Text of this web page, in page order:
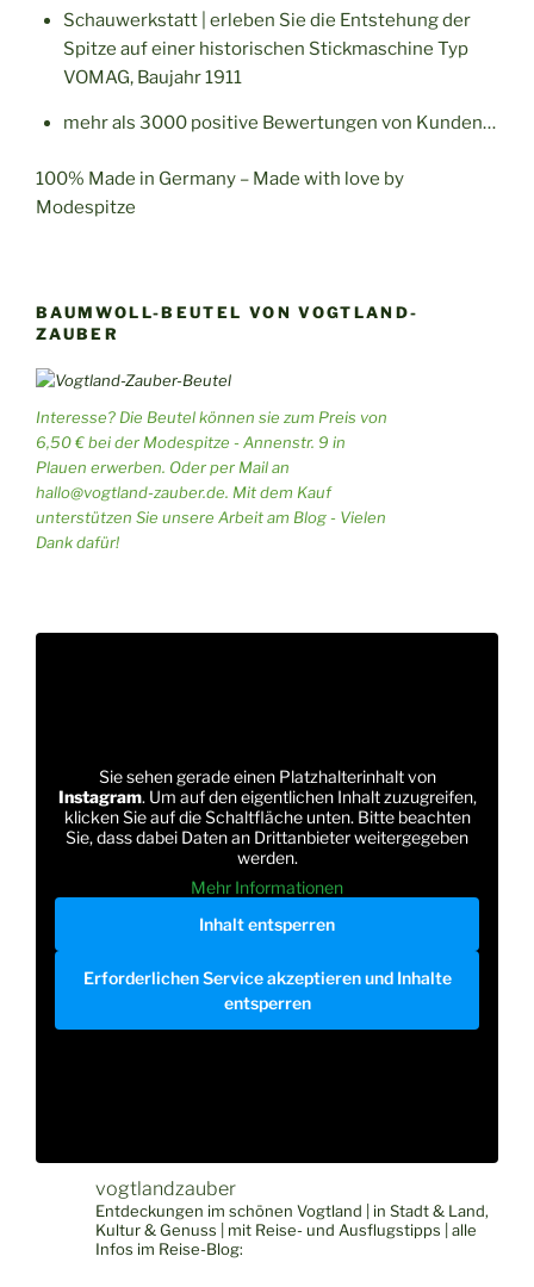
Schauwerkstatt | erleben Sie die Entstehung der
Spitze auf einer historischen Stickmaschine Typ
VOMAG, Baujahr 1911
mehr als 3000 positive Bewertungen von Kunden…
100% Made in Germany – Made with love by
Modespitze
BAUMWOLL-BEUTEL VON VOGTLAND-
ZAUBER
Interesse? Die Beutel können sie zum Preis von
6,50 € bei der Modespitze - Annenstr. 9 in
Plauen erwerben. Oder per Mail an
hallo@vogtland-zauber.de. Mit dem Kauf
unterstützen Sie unsere Arbeit am Blog - Vielen
Dank dafür!
Sie sehen gerade einen Platzhalterinhalt von
Instagram. Um auf den eigentlichen Inhalt zuzugreifen,
klicken Sie auf die Schaltfläche unten. Bitte beachten
Sie, dass dabei Daten an Drittanbieter weitergegeben
werden.
Mehr Informationen
Inhalt entsperren
Erforderlichen Service akzeptieren und Inhalte
entsperren
vogtlandzauber
Entdeckungen im schönen Vogtland | in Stadt & Land,
Kultur & Genuss | mit Reise- und Ausflugstipps | alle
Infos im Reise-Blog: